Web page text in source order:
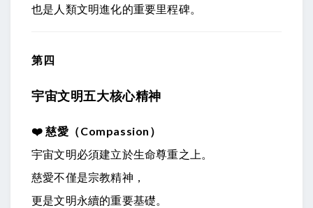
也是人類文明進化的重要里程碑。
第四
宇宙文明五大核心精神
❤️慈愛（Compassion）
宇宙文明必須建立於生命尊重之上。
慈愛不僅是宗教精神，
更是文明永續的重要基礎。